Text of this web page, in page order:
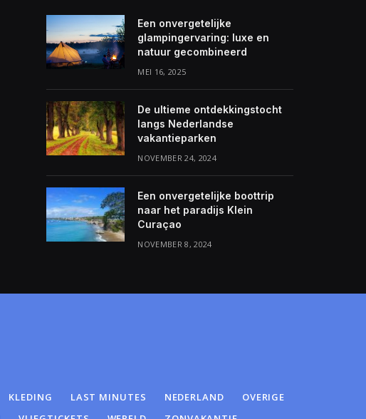
Een onvergetelijke
glampingervaring: luxe en
natuur gecombineerd
MEI 16, 2025
De ultieme ontdekkingstocht
langs Nederlandse
vakantieparken
NOVEMBER 24, 2024
Een onvergetelijke boottrip
naar het paradijs Klein
Curaçao
NOVEMBER 8, 2024
KLEDING LAST MINUTES NEDERLAND
OVERIGE